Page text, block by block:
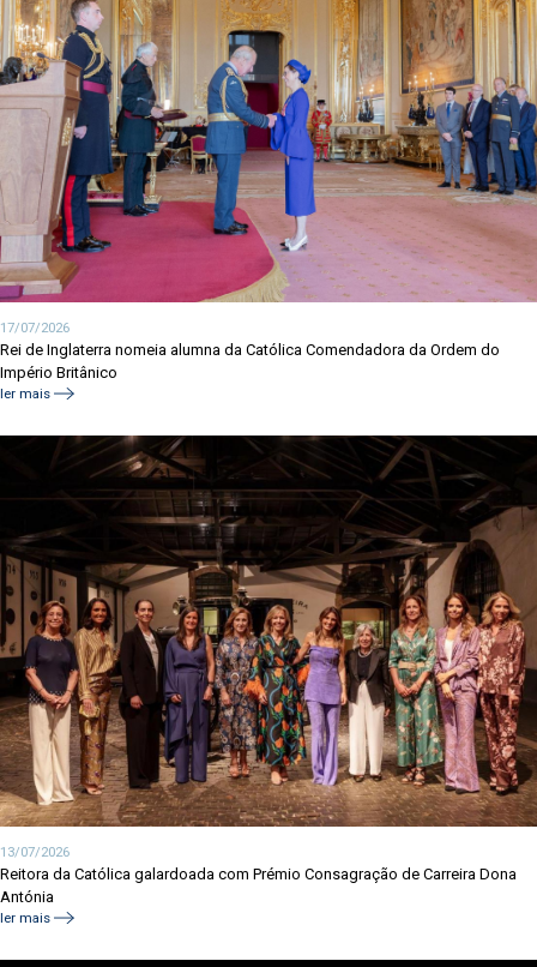
17/07/2026
Rei de Inglaterra nomeia alumna da Católica Comendadora da Ordem do
Império Britânico
ler mais
13/07/2026
Reitora da Católica galardoada com Prémio Consagração de Carreira Dona
Antónia
ler mais